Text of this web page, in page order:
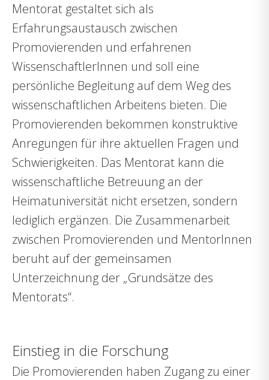
Mentorat gestaltet sich als
Erfahrungsaustausch zwischen
Promovierenden und erfahrenen
WissenschaftlerInnen und soll eine
persönliche Begleitung auf dem Weg des
wissenschaftlichen Arbeitens bieten. Die
Promovierenden bekommen konstruktive
Anregungen für ihre aktuellen Fragen und
Schwierigkeiten. Das Mentorat kann die
wissenschaftliche Betreuung an der
Heimatuniversität nicht ersetzen, sondern
lediglich ergänzen. Die Zusammenarbeit
zwischen Promovierenden und MentorInnen
beruht auf der gemeinsamen
Unterzeichnung der „Grundsätze des
Mentorats“.
Einstieg in die Forschung
Die Promovierenden haben Zugang zu einer